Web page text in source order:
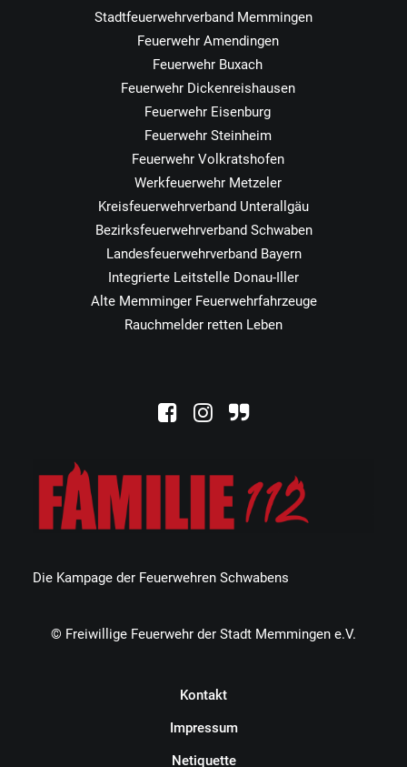
Die Kampage der Feuerwehren Schwabens
Stadtfeuerwehrverband Memmingen
Feuerwehr Amendingen
Feuerwehr Buxach
Feuerwehr Dickenreishausen
Feuerwehr Eisenburg
Feuerwehr Steinheim
Feuerwehr Volkratshofen
Werkfeuerwehr Metzeler
Kreisfeuerwehrverband Unterallgäu
Bezirksfeuerwehrverband Schwaben
Landesfeuerwehrverband Bayern
Integrierte Leitstelle Donau-Iller
Alte Memminger Feuerwehrfahrzeuge
Rauchmelder retten Leben
© Freiwillige Feuerwehr der Stadt Memmingen e.V.
Kontakt
Impressum
Netiquette